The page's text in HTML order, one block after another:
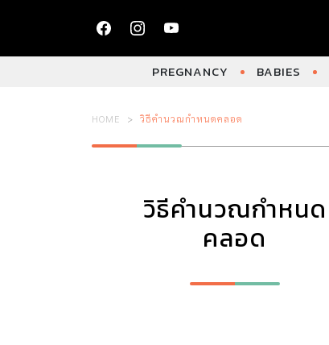
PREGNANCY BABIES
HOME วิธีคำนวณกำหนดคลอด
วิธีคำนวณกำหนด
คลอด